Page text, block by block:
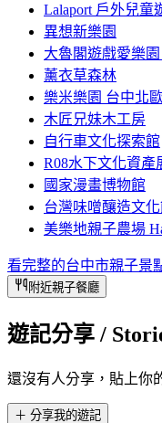
Lalaport 戶外兒童
異想新樂園
大魯閣遊戲愛樂
薰衣草森林
樂米樂園 台中北
木匠兄妹木工房
自行車文化探索館
R08水下文化資產
國家漫畫博物館
台灣味噌釀造文
美樂地親子農場
看完整的台中市親子景
附近親子餐廳
遊記分享 /
還沒有人分享，貼上你
＋ 分享我的遊記